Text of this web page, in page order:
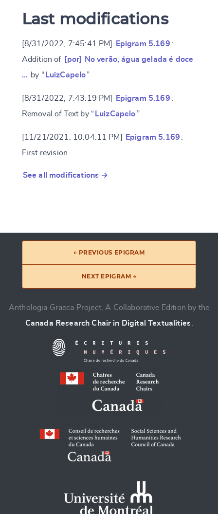
Last modifications
[8/31/2022, 7:45:41 PM] Epigram 5.169 :
Addition of [por] No verão, água gelada é doce
… by “ LuizCapelo”
[8/31/2022, 7:43:19 PM] Epigram 5.169 :
Removal of Text by “ LuizCapelo ”
[11/21/2021, 10:04:11 PM] Epigram 5.169 :
First revision
See all modifications →
← PREVIOUS EPIGRAM
NEXT EPIGRAM →
Anthologia Graeca Project, A Collaborative Edition by the
Canada Research Chair in Digital Textualities